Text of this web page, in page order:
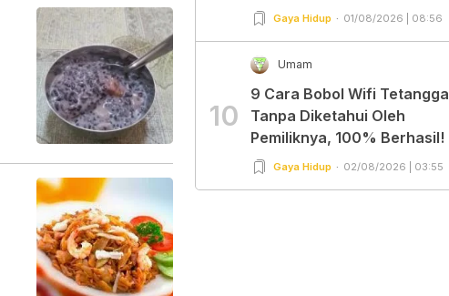
Gaya Hidup 01/08/2026 | 08:56
10
Umam
9 Cara Bobol Wifi Tetangga
Tanpa Diketahui Oleh
Pemiliknya, 100% Berhasil!
Gaya Hidup 02/08/2026 | 03:55